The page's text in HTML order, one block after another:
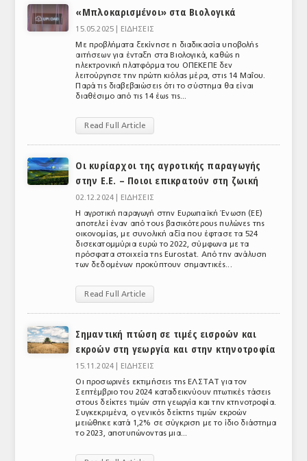
ΕΜΠΟΡΙΚΟΣ ΚΑΤΑΛΟΓΟΣ
ΠΑΡΑΓΩΓΗ & ΕΜΠΟΡΙΑ
ΥΠΗΡΕΣΙΕΣ
ΕΜΠΟΡΙΚΟΙ ΑΝΤΙΠΡΟΣΩΠΟΙ
ΕΛΛΗΝΙΚΗ ΝΟΜΟΘΕΣΙΑ
Profile
ΑΡΧΕΙΟ ΤΕΥΧΩΝ
ΣΥΝΕΔΡΙΟ ΚΡΕΑΤΟΣ
«Μπλοκαρισμένοι» στα Βιολογικά
15.05.2025 |
ΕΙΔΗΣΕΙΣ
Με προβλήματα ξεκίνησε η διαδικασία υποβολής
αιτήσεων για ένταξη στα Βιολογικά, καθώς η
ηλεκτρονική πλατφόρμα του ΟΠΕΚΕΠΕ δεν
λειτούργησε την πρώτη κιόλας μέρα, στις 14 Μαΐου.
Παρά τις διαβεβαιώσεις ότι το σύστημα θα είναι
διαθέσιμο από τις 14 έως τις...
Read Full Article
Οι κυρίαρχοι της αγροτικής παραγωγής
στην Ε.Ε. – Ποιοι επικρατούν στη ζωική
02.12.2024 |
ΕΙΔΗΣΕΙΣ
Η αγροτική παραγωγή στην Ευρωπαϊκή Ένωση (ΕΕ)
αποτελεί έναν από τους βασικότερους πυλώνες της
οικονομίας, με συνολική αξία που έφτασε τα 524
δισεκατομμύρια ευρώ το 2022, σύμφωνα με τα
πρόσφατα στοιχεία της Eurostat. Από την ανάλυση
των δεδομένων προκύπτουν σημαντικές...
Read Full Article
Σημαντική πτώση σε τιμές εισροών και
εκροών στη γεωργία και στην κτηνοτροφία
15.11.2024 |
ΕΙΔΗΣΕΙΣ
Οι προσωρινές εκτιμήσεις της ΕΛΣΤΑΤ για τον
Σεπτέμβριο του 2024 καταδεικνύουν πτωτικές τάσεις
στους δείκτες τιμών στη γεωργία και την κτηνοτροφία.
Συγκεκριμένα, ο γενικός δείκτης τιμών εκροών
μειώθηκε κατά 1,2% σε σύγκριση με το ίδιο διάστημα
το 2023, αποτυπώνοντας μια...